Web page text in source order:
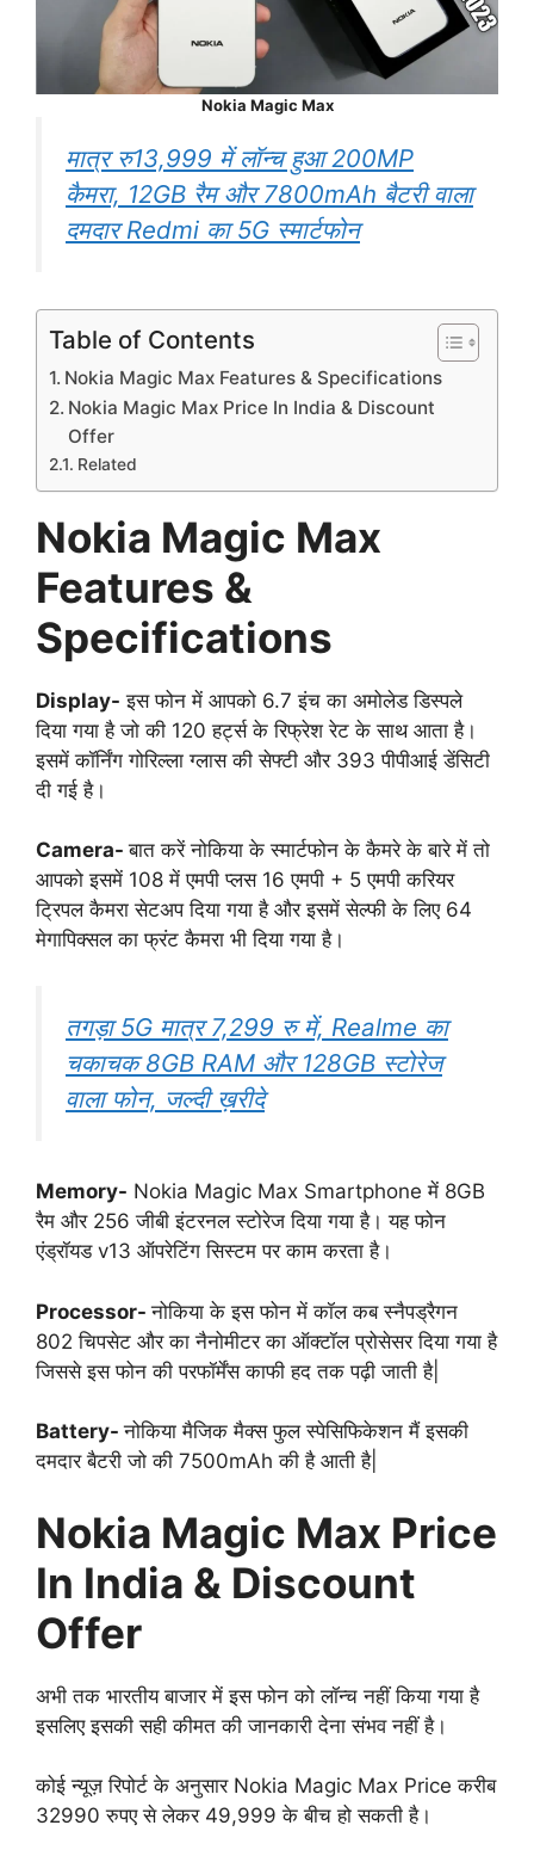
Nokia Magic Max
मात्र रु13,999 में लॉन्च हुआ 200MP
कैमरा, 12GB रैम और 7800mAh बैटरी वाला
दमदार Redmi का 5G स्मार्टफोन
Table of Contents
Nokia Magic Max Features & Specifications
Nokia Magic Max Price In India & Discount
Offer
Related
Nokia Magic Max
Features &
Specifications
Display- इस फोन में आपको 6.7 इंच का अमोलेड डिस्पले
दिया गया है जो की 120 हर्ट्स के रिफ्रेश रेट के साथ आता है।
इसमें कॉर्निंग गोरिल्ला ग्लास की सेफ्टी और 393 पीपीआई डेंसिटी
दी गई है।
Camera-बात करें नोकिया के स्मार्टफोन के कैमरे के बारे में तो
आपको इसमें 108 में एमपी प्लस 16 एमपी + 5 एमपी करियर
ट्रिपल कैमरा सेटअप दिया गया है और इसमें सेल्फी के लिए 64
मेगापिक्सल का फ्रंट कैमरा भी दिया गया है।
तगड़ा 5G मात्र 7,299 रु में, Realme का
चकाचक 8GB RAM और 128GB स्टोरेज
वाला फोन, जल्दी ख़रीदे
Memory- Nokia Magic Max Smartphone में 8GB
रैम और 256 जीबी इंटरनल स्टोरेज दिया गया है। यह फोन
एंड्रॉयड v13 ऑपरेटिंग सिस्टम पर काम करता है।
Processor-नोकिया के इस फोन में कॉल कब स्नैपड्रैगन
802 चिपसेट और का नैनोमीटर का ऑक्टॉल प्रोसेसर दिया गया है
जिससे इस फोन की परफॉर्मेंस काफी हद तक पढ़ी जाती है|
Battery-नोकिया मैजिक मैक्स फुल स्पेसिफिकेशन मैं इसकी
दमदार बैटरी जो की 7500mAh की है आती है|
Nokia Magic Max Price
In India & Discount
Offer
अभी तक भारतीय बाजार में इस फोन को लॉन्च नहीं किया गया है
इसलिए इसकी सही कीमत की जानकारी देना संभव नहीं है।
कोई न्यूज़ रिपोर्ट के अनुसार Nokia Magic Max Price करीब
32990 रुपए से लेकर 49,999 के बीच हो सकती है।